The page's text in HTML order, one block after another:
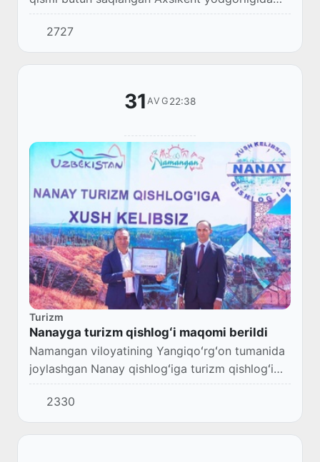
qadimiy bir qancha topilmalar topildi. Bu haqda
viloyat hokimligi matbuot xizmati xabar qildi.
2727
31 AVG 22:38
Turizm
Nanayga turizm qishlogʻi maqomi berildi
Namangan viloyatining Yangiqoʻrgʻon tumanida
joylashgan Nanay qishlogʻiga turizm qishlogʻi
maqomi berildi.
2330